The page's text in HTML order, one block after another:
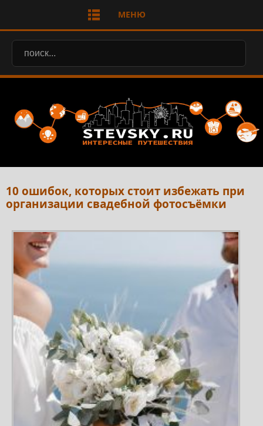
МЕНЮ
10 ошибок, которых стоит избежать при
организации свадебной фотосъёмки